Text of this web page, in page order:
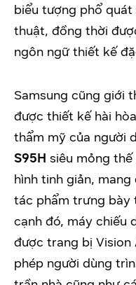
biểu tượng phổ
thuật, đồng thời
ngôn ngữ thiết kế
Samsung cũng giới
được thiết kế hài
thẩm mỹ của người
S95H siêu mỏng
hình tinh giản,
tác phẩm trưng bày
cạnh đó, máy chiếu
được trang bị Vision
phép người dùng